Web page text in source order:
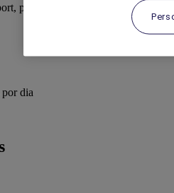
pick up and drop off of your hire
por dia